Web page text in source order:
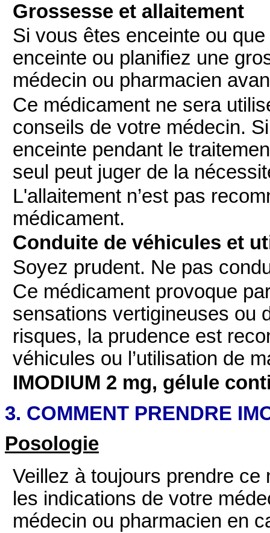
Grossesse et allaitement
Si vous êtes enceinte ou
enceinte ou planifiez une
médecin ou pharmacien
Ce médicament ne sera
conseils de votre médecin.
enceinte pendant le
seul peut juger de la
L'allaitement n’est pas
médicament.
Conduite de véhicules et
Soyez prudent. Ne pas
Ce médicament provoque
sensations vertigineuses ou
risques, la prudence est
véhicules ou l’utilisation de
IMODIUM 2 mg, gélule
3. COMMENT PRENDRE
Posologie
Veillez à toujours prendre
les indications de votre
médecin ou pharmacien en